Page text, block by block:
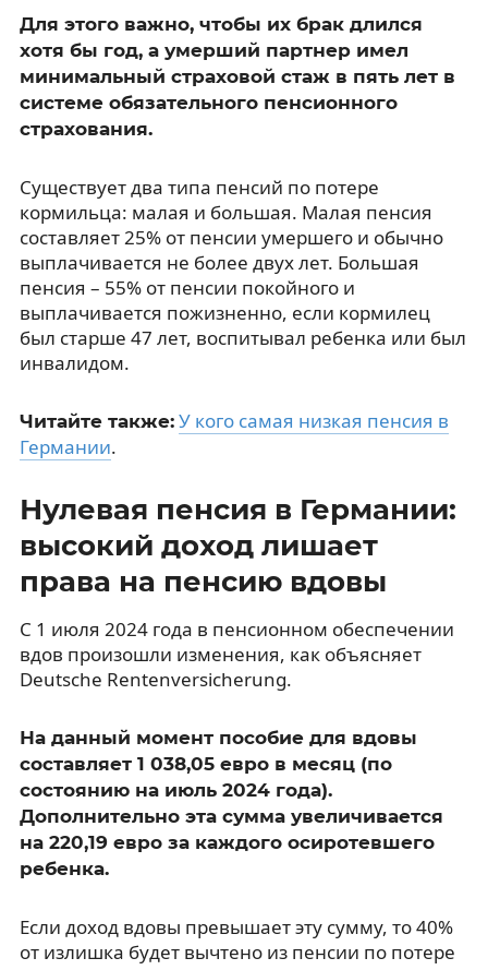
Для этого важно, чтобы их брак длился
хотя бы год, а умерший партнер имел
минимальный страховой стаж в пять лет в
системе обязательного пенсионного
страхования.
Существует два типа пенсий по потере
кормильца: малая и большая. Малая пенсия
составляет 25% от пенсии умершего и обычно
выплачивается не более двух лет. Большая
пенсия – 55% от пенсии покойного и
выплачивается пожизненно, если кормилец
был старше 47 лет, воспитывал ребенка или был
инвалидом.
Читайте также: У кого самая низкая пенсия в
Германии.
Нулевая пенсия в Германии:
высокий доход лишает
права на пенсию вдовы
С 1 июля 2024 года в пенсионном обеспечении
вдов произошли изменения, как объясняет
Deutsche Rentenversicherung.
На данный момент пособие для вдовы
составляет 1 038,05 евро в месяц (по
состоянию на июль 2024 года).
Дополнительно эта сумма увеличивается
на 220,19 евро за каждого осиротевшего
ребенка.
Если доход вдовы превышает эту сумму, то 40%
от излишка будет вычтено из пенсии по потере